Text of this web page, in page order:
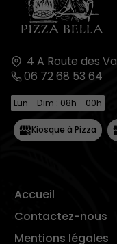
4 A Route des
06 72 68 53 64
Lun - Dim : 08h - 00h
Accueil
Contactez-nous
Mentions légales